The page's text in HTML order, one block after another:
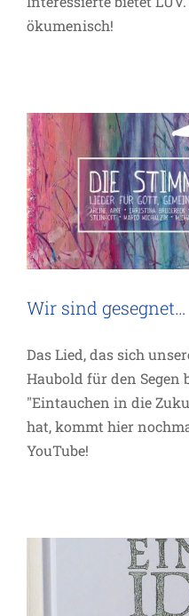
ökumenisch!
Wir sind gesegnet…
Das Lied, das sich
Haubold für den Segen
"Eintauchen in die
hat, kommt hier
YouTube!